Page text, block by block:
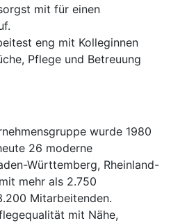
mit für einen
eng mit Kolleginnen
Pflege und Betreuung
wurde 1980
26 moderne
Württemberg, Rheinland-
mehr als 2.750
Mitarbeitenden.
mit Nähe,